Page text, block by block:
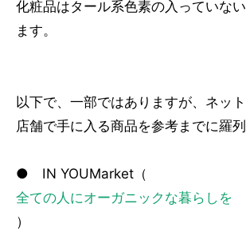
化粧品はタール系色素の入っていな
ます。
以下で、一部ではありますが、ネッ
店舗で手に入る商品を参考までに羅列
● IN YOUMarket（
全ての人にオーガニックな暮らし
）